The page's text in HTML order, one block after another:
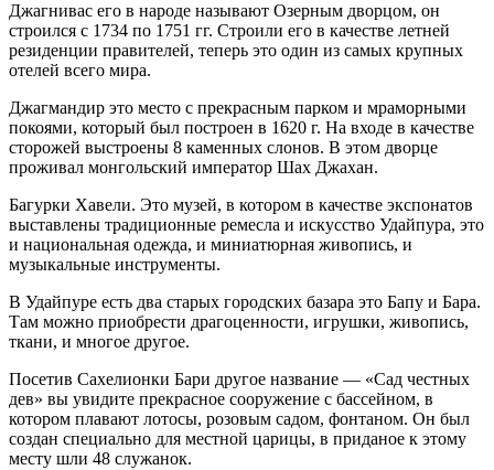
Джагнивас его в народе называют Озерным дворцом, он
строился с 1734 по 1751 гг. Строили его в качестве летней
резиденции правителей, теперь это один из самых крупных
отелей всего мира.
Джагмандир это место с прекрасным парком и мраморными
покоями, который был построен в 1620 г. На входе в качестве
сторожей выстроены 8 каменных слонов. В этом дворце
проживал монгольский император Шах Джахан.
Багурки Хавели. Это музей, в котором в качестве экспонатов
выставлены традиционные ремесла и искусство Удайпура, это
и национальная одежда, и миниатюрная живопись, и
музыкальные инструменты.
В Удайпуре есть два старых городских базара это Бапу и Бара.
Там можно приобрести драгоценности, игрушки, живопись,
ткани, и многое другое.
Посетив Сахелионки Бари другое название — «Сад честных
дев» вы увидите прекрасное сооружение с бассейном, в
котором плавают лотосы, розовым садом, фонтаном. Он был
создан специально для местной царицы, в приданое к этому
месту шли 48 служанок.